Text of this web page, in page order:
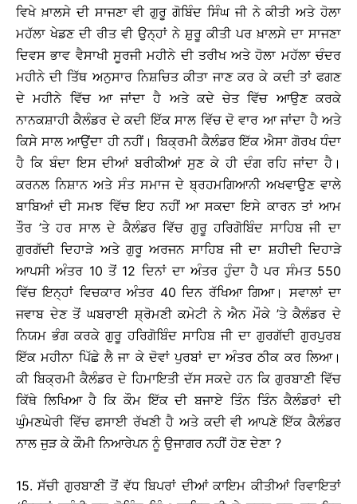
ਵਿਖੇ ਖ਼ਾਲਸੇ ਦੀ ਸਾਜਣਾ ਵੀ ਗੁਰੂ ਗੋਬਿੰਦ ਸਿੰਘ ਜੀ ਨੇ ਕੀਤੀ ਅਤੇ ਹੋਲਾ
ਮਹੱਲਾ ਖੇਡਣ ਦੀ ਰੀਤ ਵੀ ਉਨ੍ਹਾਂ ਨੇ ਸ਼ੁਰੂ ਕੀਤੀ ਪਰ ਖ਼ਾਲਸੇ ਦਾ ਸਾਜਣਾ
ਦਿਵਸ ਭਾਵ ਵੈਸਾਖੀ ਸੂਰਜੀ ਮਹੀਨੇ ਦੀ ਤਰੀਖ ਅਤੇ ਹੋਲਾ ਮਹੱਲਾ ਚੰਦਰ
ਮਹੀਨੇ ਦੀ ਤਿੱਥ ਅਨੁਸਾਰ ਨਿਸ਼ਚਿਤ ਕੀਤਾ ਜਾਣ ਕਰ ਕੇ ਕਦੀ ਤਾਂ ਫਗਣ
ਦੇ ਮਹੀਨੇ ਵਿੱਚ ਆ ਜਾਂਦਾ ਹੈ ਅਤੇ ਕਦੇ ਚੇਤ ਵਿੱਚ ਆਉਣ ਕਰਕੇ
ਨਾਨਕਸ਼ਾਹੀ ਕੈਲੰਡਰ ਦੇ ਕਦੀ ਇੱਕ ਸਾਲ ਵਿੱਚ ਦੋ ਵਾਰ ਆ ਜਾਂਦਾ ਹੈ ਅਤੇ
ਕਿਸੇ ਸਾਲ ਆਉਂਦਾ ਹੀ ਨਹੀਂ। ਬਿਕ੍ਰਮੀ ਕੈਲੰਡਰ ਇੱਕ ਐਸਾ ਗੋਰਖ ਧੰਦਾ
ਹੈ ਕਿ ਬੰਦਾ ਇਸ ਦੀਆਂ ਬਰੀਕੀਆਂ ਸੁਣ ਕੇ ਹੀ ਦੰਗ ਰਹਿ ਜਾਂਦਾ ਹੈ।
ਕਰਨਲ ਨਿਸ਼ਾਨ ਅਤੇ ਸੰਤ ਸਮਾਜ ਦੇ ਬ੍ਰਹਮਗਿਆਨੀ ਅਖਵਾਉਣ ਵਾਲੇ
ਬਾਬਿਆਂ ਦੀ ਸਮਝ ਵਿੱਚ ਇਹ ਨਹੀਂ ਆ ਸਕਦਾ ਇਸੇ ਕਾਰਨ ਤਾਂ ਆਮ
ਤੌਰ ’ਤੇ ਹਰ ਸਾਲ ਦੇ ਕੈਲੰਡਰ ਵਿੱਚ ਗੁਰੂ ਹਰਿਗੋਬਿੰਦ ਸਾਹਿਬ ਜੀ ਦਾ
ਗੁਰਗੱਦੀ ਦਿਹਾੜੇ ਅਤੇ ਗੁਰੂ ਅਰਜਨ ਸਾਹਿਬ ਜੀ ਦਾ ਸ਼ਹੀਦੀ ਦਿਹਾੜੇ
ਆਪਸੀ ਅੰਤਰ 10 ਤੋਂ 12 ਦਿਨਾਂ ਦਾ ਅੰਤਰ ਹੁੰਦਾ ਹੈ ਪਰ ਸੰਮਤ 550
ਵਿੱਚ ਇਨ੍ਹਾਂ ਵਿਚਕਾਰ ਅੰਤਰ 40 ਦਿਨ ਰੱਖਿਆ ਗਿਆ। ਸਵਾਲਾਂ ਦਾ
ਜਵਾਬ ਦੇਣ ਤੋਂ ਘਬਰਾਈ ਸ਼੍ਰੋਮਣੀ ਕਮੇਟੀ ਨੇ ਐਨ ਮੌਕੇ ’ਤੇ ਕੈਲੰਡਰ ਦੇ
ਨਿਯਮ ਭੰਗ ਕਰਕੇ ਗੁਰੂ ਹਰਿਗੋਬਿੰਦ ਸਾਹਿਬ ਜੀ ਦਾ ਗੁਰਗੱਦੀ ਗੁਰਪੁਰਬ
ਇੱਕ ਮਹੀਨਾ ਪਿੱਛੇ ਲੈ ਜਾ ਕੇ ਦੋਵਾਂ ਪੁਰਬਾਂ ਦਾ ਅੰਤਰ ਠੀਕ ਕਰ ਲਿਆ।
ਕੀ ਬਿਕ੍ਰਮੀ ਕੈਲੰਡਰ ਦੇ ਹਿਮਾਇਤੀ ਦੱਸ ਸਕਦੇ ਹਨ ਕਿ ਗੁਰਬਾਣੀ ਵਿੱਚ
ਕਿੱਥੇ ਲਿਖਿਆ ਹੈ ਕਿ ਕੌਮ ਇੱਕ ਦੀ ਬਜਾਏ ਤਿੰਨ ਤਿੰਨ ਕੈਲੰਡਰਾਂ ਦੀ
ਘੁੰਮਣਘੇਰੀ ਵਿੱਚ ਫਸਾਈ ਰੱਖਣੀ ਹੈ ਅਤੇ ਕਦੀ ਵੀ ਆਪਣੇ ਇੱਕ ਕੈਲੰਡਰ
ਨਾਲ ਜੁੜ ਕੇ ਕੌਮੀ ਨਿਆਰੇਪਨ ਨੂੰ ਉਜਾਗਰ ਨਹੀਂ ਹੋਣ ਦੇਣਾ ?
15. ਸੱਚੀ ਗੁਰਬਾਣੀ ਤੋਂ ਵੱਧ ਬਿਪਰਾਂ ਦੀਆਂ ਕਾਇਮ ਕੀਤੀਆਂ ਰਿਵਾਇਤਾਂ